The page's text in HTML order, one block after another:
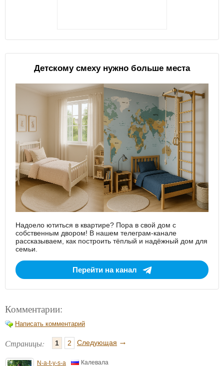
Детскому смеху нужно больше места
Надоело ютиться в квартире? Пора в свой дом с
собственным двором! В нашем телеграм-канале
рассказываем, как построить тёплый и надёжный дом для
семьи.
Перейти на канал
Комментарии:
Написать комментарий
Страницы: 1 2 Следующая →
N-a-t-y-s-a Калевала